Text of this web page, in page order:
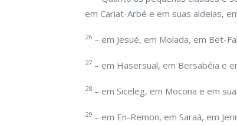
em Cariat-Arbé e em suas aldeias,
26 – em Jesué, em Molada, em Bet-
27 – em Hasersual, em Bersabéia e
28 – em Siceleg, em Mocona e em
29 – em En-Remon, em Saraá, em